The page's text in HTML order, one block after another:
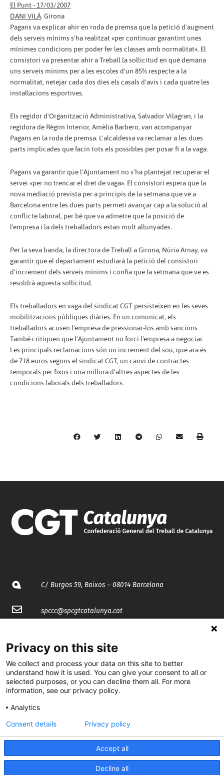
El Punt - 17/03/2007
DANI VILÀ. Girona
Pagans va explicar ahir en roda de premsa que la petició d'augment
dels serveis mínims s'ha realitzat «per continuar garantint unes
mínimes condicions per poder fer les classes amb normalitat». El
consistori va presentar ahir a Treball la sol·licitud en què demana
uns serveis mínims per a les escoles d'un 85% respecte a la
normalitat, netejar cada dos dies els casals d'avis i cada quatre les
instal·lacions esportives.
Els regidor d'Organització Administrativa, Salvador Vilagran, i la
regidora de Règim Interior, Amèlia Barbero, van acompanyar
Pagans en la roda de premsa. L'alcaldessa va reclamar a les dues
parts implicades que facin tots els possibles per posar fi a la vaga.
Pagans va garantir que l'Ajuntament no s'ha plantejat recuperar el
servei «per no trencar el dret de vaga». El consistori espera que la
nova mediació prevista per a principis de la setmana que ve a
Barcelona entre les dues parts permeti avançar cap a la solució al
conflicte laboral, per bé que va admetre que la posició de
l'empresa i la dels treballadors estan molt allunyades.
Per la seva banda, la directora de Treball a Girona, Núria Arnay, va
garantir que el departament estudiarà la petició del consistori
d'increment dels serveis mínims i confia que la setmana que ve es
resoldrà aquesta sol·licitud.
Els treballadors en vaga del sindicat CGT persisteixen en les seves
mobilitzacions públiques diàries. En un comunicat, els
treballadors acusen l'empresa de pressionar-los amb sancions.
També critiquen que l'Ajuntament no forci l'empresa a negociar.
Les principals reclamacions són un increment del sou, que ara és
de 718 euros segons el sindicat CGT, un canvi de contractes
temporals per fixos i una millora d'altres aspectes de les
condicions laborals dels treballadors.
C/ Burgos 59, Baixos – 08014 Barcelona
spccc@spcgtcatalunya.cat
@CGTCatalunya
cgtcatalunya
cgtcatalunya
Desenvolupat per
Privacy on this site
We collect and process your data on this site to better
understand how it is used. You can give your consent to all or
selected purposes, or you can decline them all. For more
information, see our privacy policy.
Analytics
Accept all
Decline all
Consent details Privacy policy